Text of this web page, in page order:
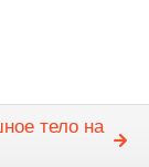
тело на